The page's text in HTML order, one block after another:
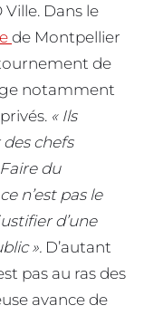
Dans le
de Montpellier
de
notamment
« Ils
chefs
du
n’est pas le
d’une
». D’autant
pas au ras des
avance de